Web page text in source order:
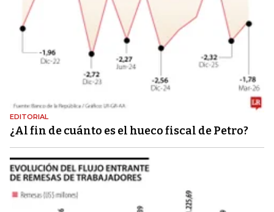
EDITORIAL
¿Al fin de cuánto es el hueco fiscal de Petro?